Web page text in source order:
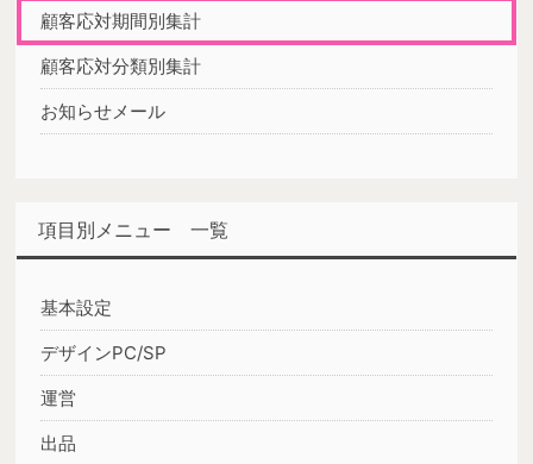
顧客応対期間別集計
顧客応対分類別集計
お知らせメール
項目別メニュー 一覧
基本設定
デザインPC/SP
運営
出品